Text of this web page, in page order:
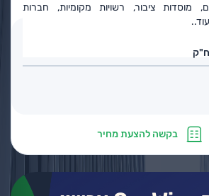
מוסדות ציבור, רשויות מקומיות, חברות
בקשה להצעת מחיר